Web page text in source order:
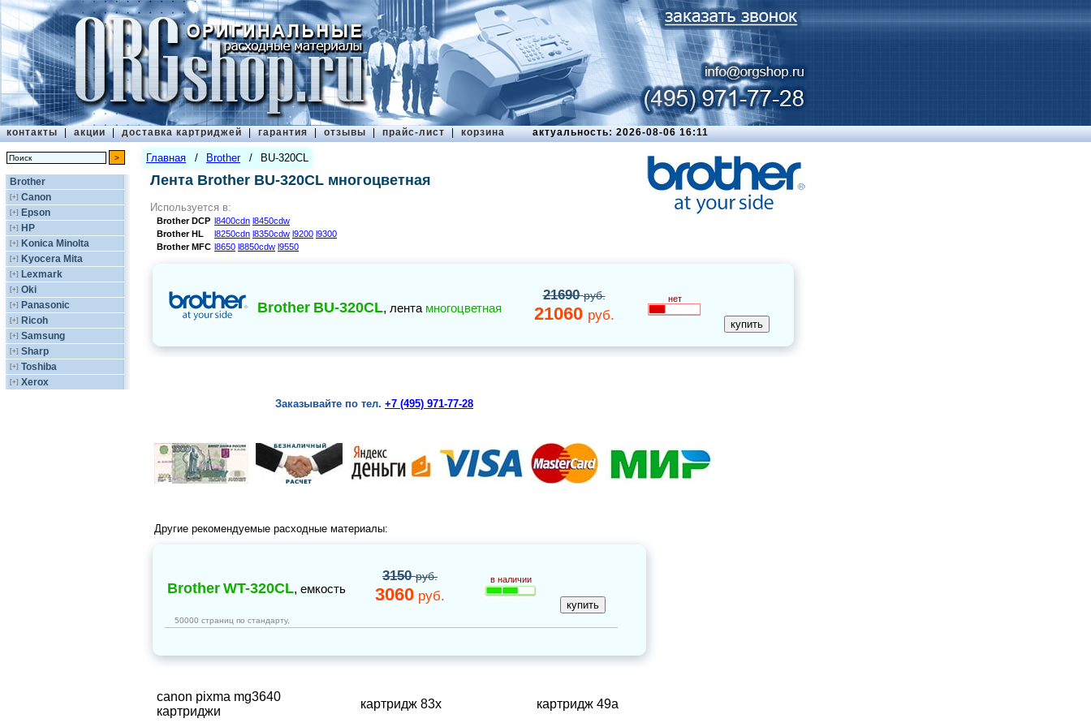
контакты | акции | доставка картриджей | гарантия | отзывы | прайс-лист | корзина актуальность: 2026-08-06 16:11
Brother
[+] Canon
[+] Epson
[+] HP
[+] Konica Minolta
[+] Kyocera Mita
[+] Lexmark
[+] Oki
[+] Panasonic
[+] Ricoh
[+] Samsung
[+] Sharp
[+] Toshiba
[+] Xerox
Главная / Brother / BU-320CL
Лента Brother BU-320CL многоцветная
Используется в:
BrotherDCP l8400cdn l8450cdw
BrotherHL l8250cdn l8350cdw l9200 l9300
BrotherMFC l8650 l8850cdw l9550
Brother BU-320CL, лента многоцветная
21690руб.
21060 руб.
нет
Заказывайте по тел. +7 (495) 971-77-28
Другие рекомендуемые расходные материалы:
Brother WT-320CL, емкость
3150руб.
3060 руб.
в наличии
50000 страниц по стандарту,
canon pixma mg3640
картриджи
картридж 83x картридж 49а